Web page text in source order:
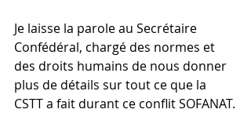
Je laisse la parole au Secrétaire
Confédéral, chargé des normes et
des droits humains de nous donner
plus de détails sur tout ce que la
CSTT a fait durant ce conflit SOFANAT.